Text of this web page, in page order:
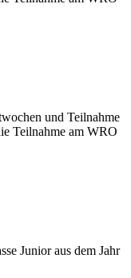
und Teilnahme
Teilnahme am WRO
Junior aus dem Jahr